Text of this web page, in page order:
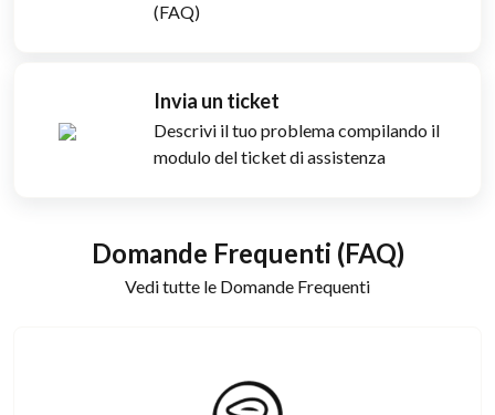
(FAQ)
Invia un ticket
Descrivi il tuo problema compilando il
modulo del ticket di assistenza
Domande Frequenti (FAQ)
Vedi tutte le Domande Frequenti